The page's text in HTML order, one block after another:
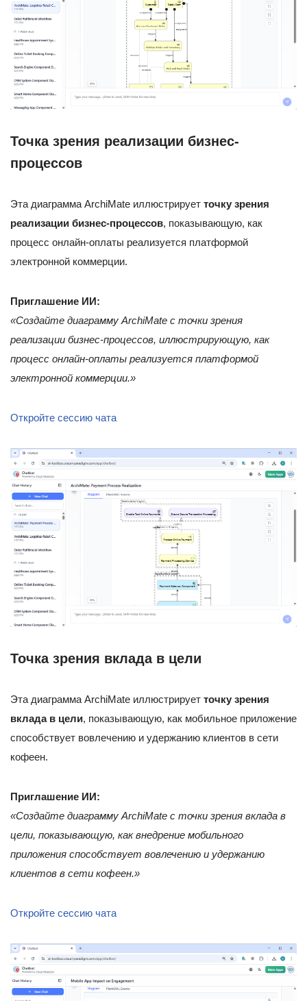
Точка зрения реализации бизнес-
процессов
Эта диаграмма ArchiMate иллюстрирует точку зрения
реализации бизнес-процессов, показывающую, как
процесс онлайн-оплаты реализуется платформой
электронной коммерции.
Приглашение ИИ:
«Создайте диаграмму ArchiMate с точки зрения
реализации бизнес-процессов, иллюстрирующую, как
процесс онлайн-оплаты реализуется платформой
электронной коммерции.»
Откройте сессию чата
Точка зрения вклада в цели
Эта диаграмма ArchiMate иллюстрирует точку зрения
вклада в цели, показывающую, как мобильное приложение
способствует вовлечению и удержанию клиентов в сети
кофеен.
Приглашение ИИ:
«Создайте диаграмму ArchiMate с точки зрения вклада в
цели, показывающую, как внедрение мобильного
приложения способствует вовлечению и удержанию
клиентов в сети кофеен.»
Откройте сессию чата